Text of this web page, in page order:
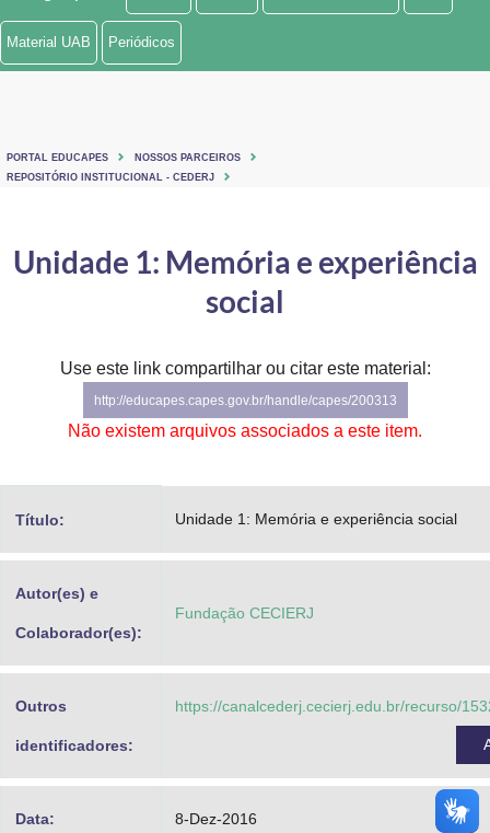
Ministério de Minas e Energia
Ministério do Turismo
Controladoria-Geral da União
Secretaria-Geral
Advocacia-Geral da União
Banco Central do Brasil
Material UAB Periódicos
PORTAL EDUCAPES
NOSSOS PARCEIROS
REPOSITÓRIO INSTITUCIONAL - CEDERJ
Unidade 1: Memória e experiência
social
Use este link compartilhar ou citar este material:
http://educapes.capes.gov.br/handle/capes/200313
Não existem arquivos associados a este item.
Título: Unidade 1: Memória e experiência social
Autor(es) e
Colaborador(es):
Fundação CECIERJ
Outros
identificadores:
https://canalcederj.cecierj.edu.br/recurso/
Data: 8-Dez-2016